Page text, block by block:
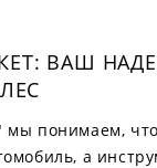
ВАШ
мы понимаем,
а